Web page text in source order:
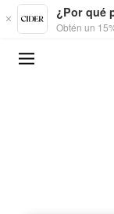
Skip to main content
¿Por qué
Obtén un